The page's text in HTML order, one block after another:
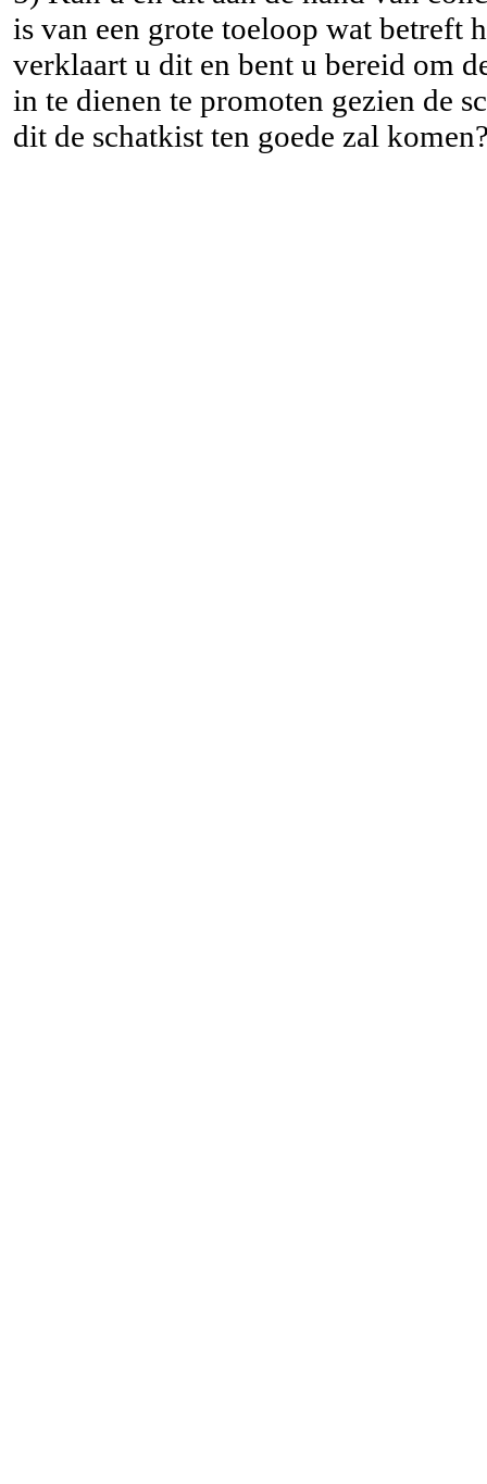
is van een grote toeloop wat betreft
verklaart u dit en bent u bereid om
in te dienen te promoten gezien de
dit de schatkist ten goede zal